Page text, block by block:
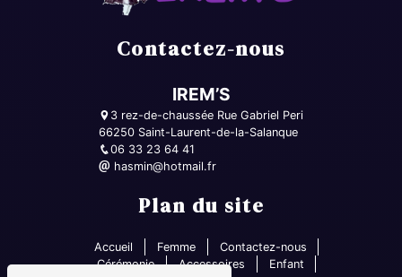
Contactez-nous
IREM’S
3 rez-de-chaussée Rue Gabriel Peri
66250 Saint-Laurent-de-la-Salanque
06 33 23 64 41
hasmin@hotmail.fr
Plan du site
Accueil Femme
Contactez-nous
Cérémonie
Accessoires Enfant